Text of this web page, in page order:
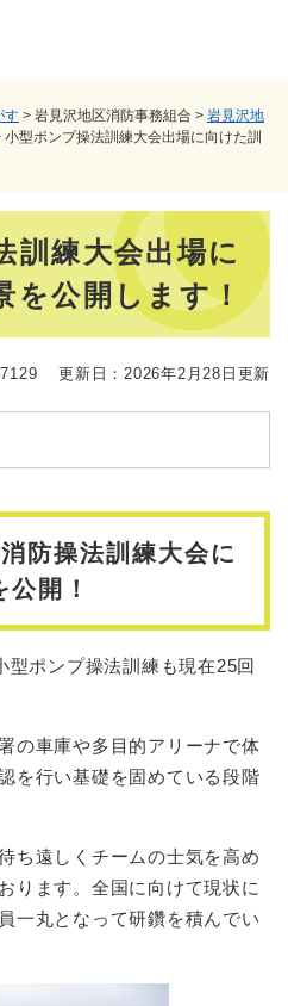
す > 岩見沢地区消防事務組合 > 岩見沢地
小型ポンプ操法訓練大会出場に向けた訓
訓練大会出場に
を公開します！
更新日：2026年2月28日更新
防操法訓練大会に
開！
ポンプ操法訓練も現在25回
の車庫や多目的アリーナで体
を行い基礎を固めている段階
ち遠しくチームの士気を高め
ります。全国に向けて現状に
一丸となって研鑽を積んでい